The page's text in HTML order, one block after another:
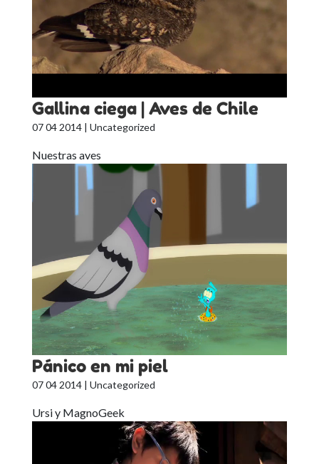
Gallina ciega | Aves de Chile
07 04 2014| Uncategorized
Nuestras aves
Pánico en mi piel
07 04 2014| Uncategorized
Ursi y MagnoGeek